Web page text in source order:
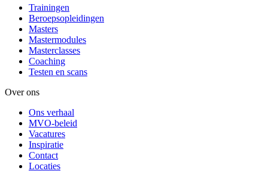
Trainingen
Beroepsopleidingen
Masters
Mastermodules
Masterclasses
Coaching
Testen en scans
Over ons
Ons verhaal
MVO-beleid
Vacatures
Inspiratie
Contact
Locaties